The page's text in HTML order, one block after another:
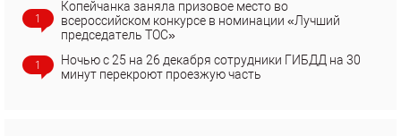
1
Копейчанка заняла призовое место во
всероссийском конкурсе в номинации «Лучший
председатель ТОС»
1
Ночью с 25 на 26 декабря сотрудники ГИБДД на 30
минут перекроют проезжую часть